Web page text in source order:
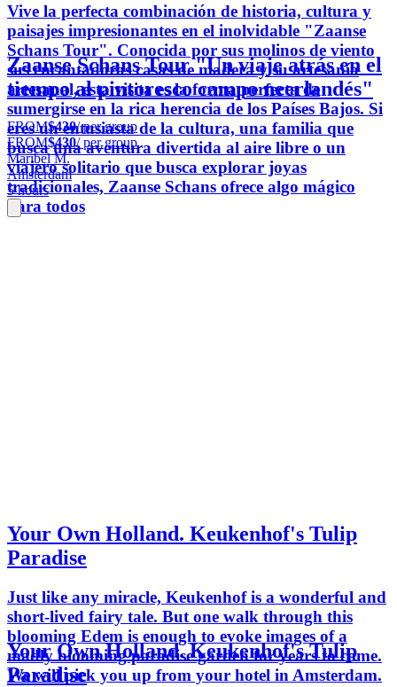
Vive la perfecta combinación de historia, cultura y
paisajes impresionantes en el inolvidable "Zaanse
Schans Tour". Conocida por sus molinos de viento
sus encantadoras casas de madera y su artesanía
artesanal, esta visita es la forma perfecta de
sumergirse en la rica herencia de los Países Bajos. Si
eres un entusiasta de la cultura, una familia que
busca una aventura divertida al aire libre o un
viajero solitario que busca explorar joyas
tradicionales, Zaanse Schans ofrece algo mágico
para todos
Zaanse Schans Tour "Un viaje atrás en el
tiempo al pintoresco campo neerlandés"
FROM$430/ per group
FROM$430/ per group
Maribel M.
Amsterdam
5 hours
Your Own Holland. Keukenhof's Tulip
Paradise
Just like any miracle, Keukenhof is a wonderful and
short-lived fairy tale. But one walk through this
blooming Edem is enough to evoke images of a
madly blooming paradise garden for years to come.
We will pick you up from your hotel in Amsterdam.
Your Own Holland. Keukenhof's Tulip
Paradise